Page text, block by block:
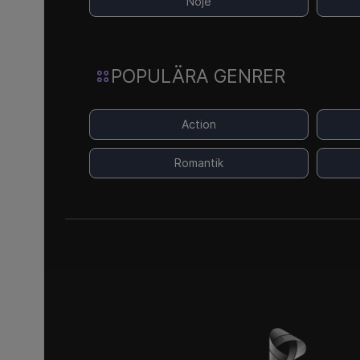
POPULÄRA GENRER
Action
Romantik